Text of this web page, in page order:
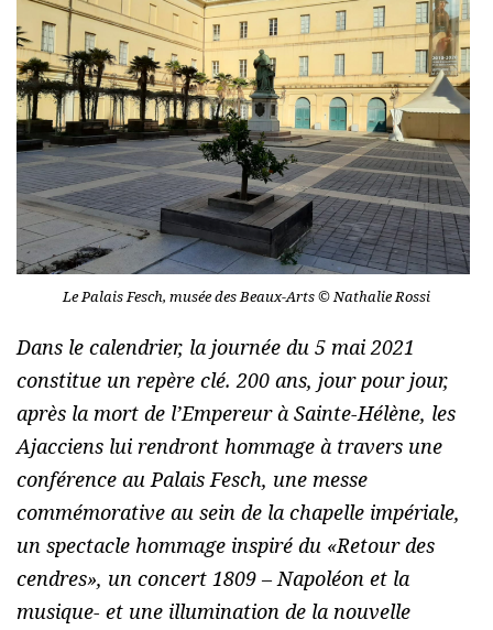
Le Palais Fesch, musée des Beaux-Arts © Nathalie Rossi
Dans le calendrier, la journée du 5 mai 2021
constitue un repère clé. 200 ans, jour pour jour,
après la mort de l’Empereur à Sainte-Hélène, les
Ajacciens lui rendront hommage à travers une
conférence au Palais Fesch, une messe
commémorative au sein de la chapelle impériale,
un spectacle hommage inspiré du «Retour des
cendres», un concert 1809 – Napoléon et la
musique- et une illumination de la nouvelle